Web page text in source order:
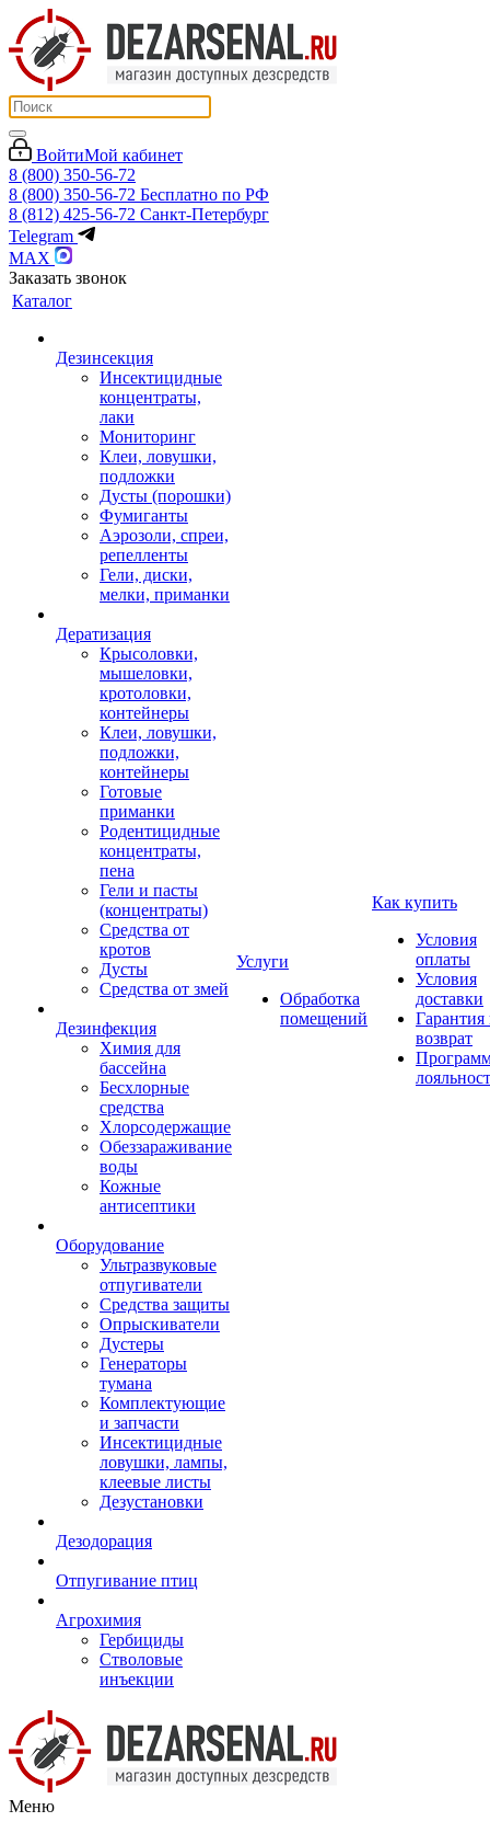
ВойтиМой кабинет
8 (800) 350-56-72
8 (800) 350-56-72 Бесплатно по РФ
8 (812) 425-56-72 Санкт-Петербург
Telegram
MAX
Заказать звонок
Каталог
Дезинсекция
Инсектицидные
концентраты,
лаки
Мониторинг
Клеи, ловушки,
подложки
Дусты (порошки)
Фумиганты
Аэрозоли, спреи,
репелленты
Гели, диски,
мелки, приманки
Дератизация
Крысоловки,
мышеловки,
кротоловки,
контейнеры
Клеи, ловушки,
подложки,
контейнеры
Готовые
приманки
Родентицидные
концентраты,
пена
Гели и пасты
(концентраты)
Средства от
кротов
Дусты
Средства от змей
Дезинфекция
Химия для
бассейна
Бесхлорные
средства
Хлорсодержащие
Обеззараживание
воды
Кожные
антисептики
Оборудование
Ультразвуковые
отпугиватели
Средства защиты
Опрыскиватели
Дустеры
Генераторы
тумана
Комплектующие
и запчасти
Инсектицидные
ловушки, лампы,
клеевые листы
Дезустановки
Дезодорация
Отпугивание птиц
Агрохимия
Гербициды
Стволовые
инъекции
Услуги
Обработка
помещений
Как купить
Условия
оплаты
Условия
доставки
Гарантия
возврат
Меню